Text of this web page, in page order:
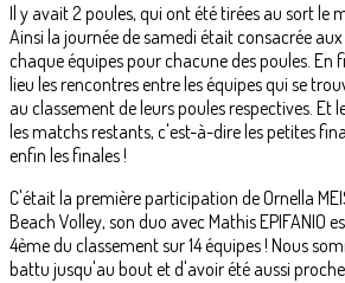
Il y avait 2 poules, qui ont été tirées au sort le
Ainsi la journée de samedi était consacrée
chaque équipes pour chacune des poules. En
lieu les rencontres entre les équipes qui se
au classement de leurs poules respectives. Et
les matchs restants, c'est-à-dire les petites
enfin les finales !
C'était la première participation de Ornella
Beach Volley, son duo avec Mathis EPIFANIO
4ème du classement sur 14 équipes ! Nous
battu jusqu'au bout et d'avoir été aussi